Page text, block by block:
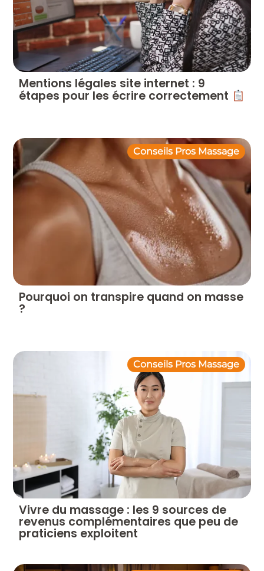
Mentions légales site internet : 9
étapes pour les écrire correctement
Conseils Pros Massage
Pourquoi on transpire quand on masse
?
Conseils Pros Massage
Vivre du massage : les 9 sources de
revenus complémentaires que peu de
praticiens exploitent